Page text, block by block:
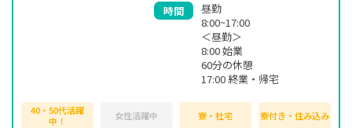
時間
昼勤
8:00~17:00
＜昼勤＞
8:00 始業
60分の休憩
17:00 終業・帰宅
40・50代活躍
中！
女性活躍中 寮・社宅 寮付き・住み込み